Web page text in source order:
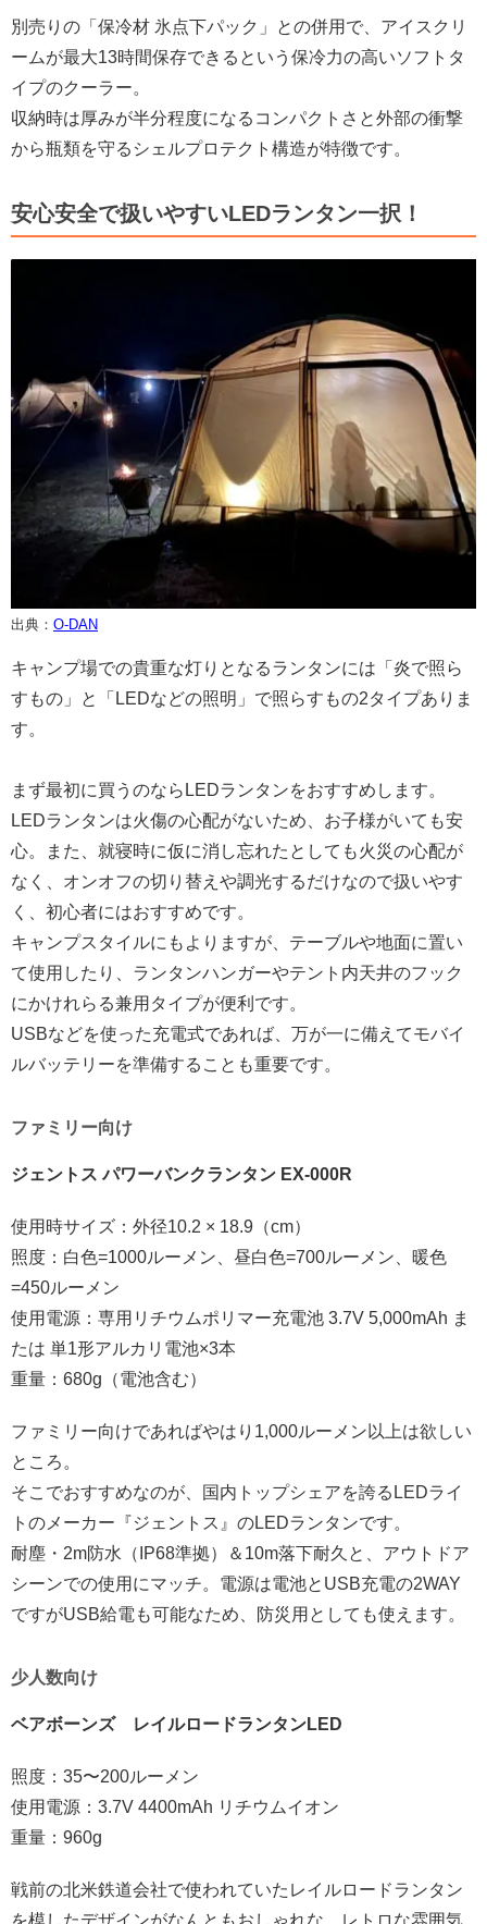
別売りの「保冷材 氷点下パック」との併用で、アイスクリ
ームが最大13時間保存できるという保冷力の高いソフトタ
イプのクーラー。
収納時は厚みが半分程度になるコンパクトさと外部の衝撃
から瓶類を守るシェルプロテクト構造が特徴です。
安心安全で扱いやすいLEDランタン一択！
出典： O-DAN
キャンプ場での貴重な灯りとなるランタンには「炎で照ら
すもの」と「LEDなどの照明」で照らすもの2タイプありま
す。
まず最初に買うのならLEDランタンをおすすめします。
LEDランタンは火傷の心配がないため、お子様がいても安
心。また、就寝時に仮に消し忘れたとしても火災の心配が
なく、オンオフの切り替えや調光するだけなので扱いやす
く、初心者にはおすすめです。
キャンプスタイルにもよりますが、テーブルや地面に置い
て使用したり、ランタンハンガーやテント内天井のフック
にかけれらる兼用タイプが便利です。
USBなどを使った充電式であれば、万が一に備えてモバイ
ルバッテリーを準備することも重要です。
ファミリー向け
ジェントス パワーバンクランタン EX-000R
使用時サイズ：外径10.2 × 18.9（cm）
照度：白色=1000ルーメン、昼白色=700ルーメン、暖色
=450ルーメン
使用電源：専用リチウムポリマー充電池 3.7V 5,000mAh ま
たは 単1形アルカリ電池×3本
重量：680g（電池含む）
ファミリー向けであればやはり1,000ルーメン以上は欲しい
ところ。
そこでおすすめなのが、国内トップシェアを誇るLEDライ
トのメーカー『ジェントス』のLEDランタンです。
耐塵・2m防水（IP68準拠）＆10m落下耐久と、アウトドア
シーンでの使用にマッチ。電源は電池とUSB充電の2WAY
ですがUSB給電も可能なため、防災用としても使えます。
少人数向け
ベアボーンズ レイルロードランタンLED
照度：35〜200ルーメン
使用電源：3.7V 4400mAh リチウムイオン
重量：960g
戦前の北米鉄道会社で使われていたレイルロードランタン
を模したデザインがなんともおしゃれな、レトロな雰囲気